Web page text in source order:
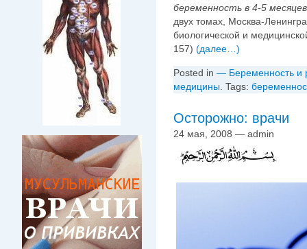
беременность в 4-5 месяцев
двух томах, Москва-
биологической и
157) (далее…)
Posted in — Беременность и
медицины . Tags:
Осторожно: врачи
24 мая, 2008 — admin